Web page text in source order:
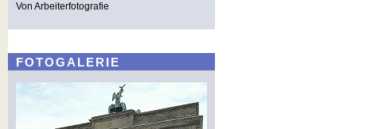
Von Arbeiterfotografie
FOTOGALERIE